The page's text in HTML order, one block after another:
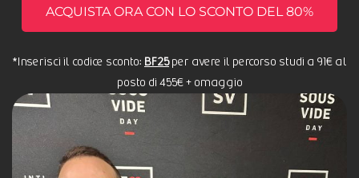
ACQUISTA ORA CON LO SCONTO DEL 80%
*Inserisci il codice sconto: BF25per avere il percorso studi a 91€ al
posto di 455€ + omaggio